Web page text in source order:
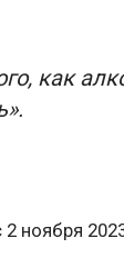
как
ноября